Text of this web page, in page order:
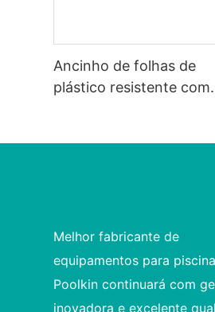
Ancinho de folhas de
plástico resistente com
Melhor fabricante de
equipamentos para
Poolkin continuará com
inovadora e excelente